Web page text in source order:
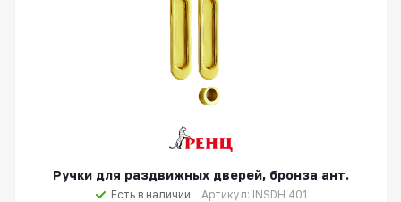
Ручки для раздвижных дверей, бронза ант.
Есть в наличии Артикул: INSDH 401